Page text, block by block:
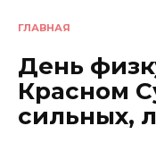
ГЛАВНАЯ
День
Красном
сильных,